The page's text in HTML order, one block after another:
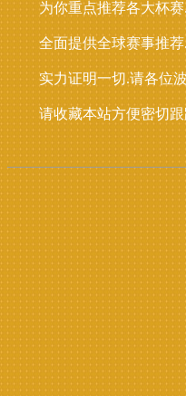
为你重点推荐各大杯赛.
全面提供全球赛事推
实力证明一切.请各位
请收藏本站方便密切跟